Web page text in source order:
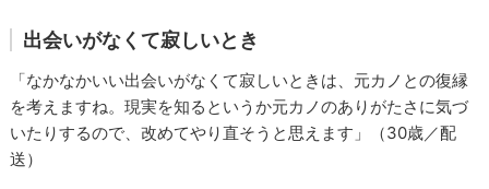
出会いがなくて寂しいとき
「なかなかいい出会いがなくて寂しいときは、元カノとの復縁
を考えますね。現実を知るというか元カノのありがたさに気づ
いたりするので、改めてやり直そうと思えます」（30歳／配
送）